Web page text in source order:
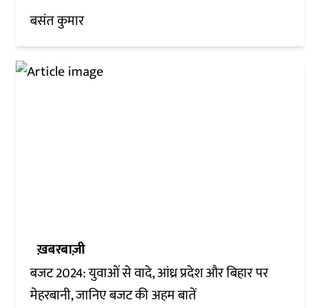
बसंत कुमार
ख़बरबाज़ी
बजट 2024: युवाओं से वादे, आंध्र प्रदेश और बिहार पर
मेहरबानी, जानिए बजट की अहम बातें